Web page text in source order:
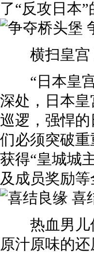
了“反攻日本”
横扫皇宫
“日本皇宫”
深处，日本
巡逻，强悍
们必须突破
获得“皇城城
及成员奖励等
喜
热血男儿保
原汁原味的